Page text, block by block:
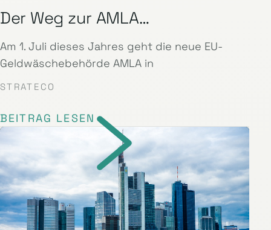
Der Weg zur AMLA…
Am 1. Juli dieses Jahres geht die neue EU-
Geldwäschebehörde AMLA in
STRATECO
BEITRAG LESEN